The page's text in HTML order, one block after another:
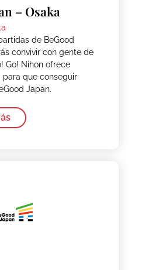
– Osaka
de BeGood
convivir con gente de
Go! Nihon ofrece
que conseguir
Japan.